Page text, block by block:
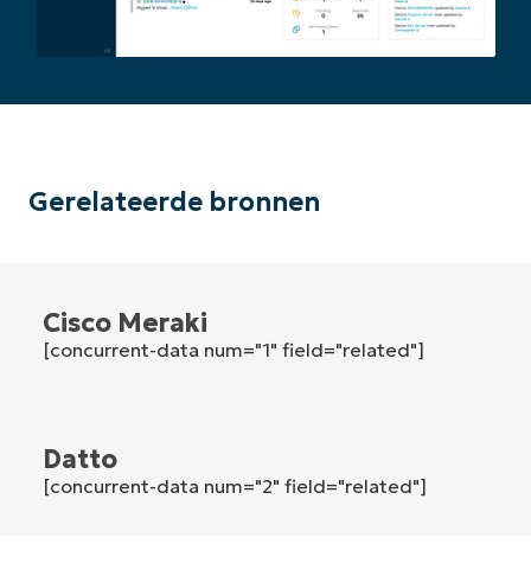
Gerelateerde bronnen
Cisco Meraki
[concurrent-data num="1" field="related"]
Datto
[concurrent-data num="2" field="related"]
email*
Company
name*